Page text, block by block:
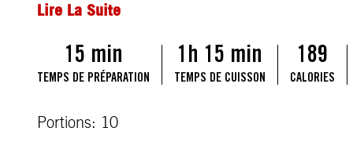
Lire La Suite
15 min
TEMPS DE PRÉPARATION
1h 15 min
TEMPS DE CUISSON
189
CALORIES
Portions: 10